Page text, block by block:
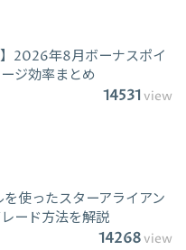
】2026年8月ボーナスポイ
ジ効率まとめ
14531view
使ったスターアライアン
ード方法を解説
14268view